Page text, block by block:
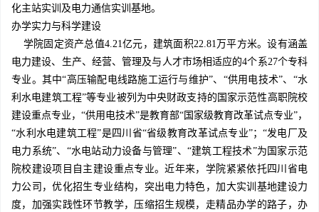
化主站实训及电力通信实训基地。
办学实力与科学建设
学院固定资产总值4.21亿元，建筑面积22.81万平方米。设有涵盖
电力建设、生产、经营、管理及与人才市场相适应的4个系27个专科
专业。其中“高压输配电线路施工运行与维护”、“供用电技术”、“水
利水电建筑工程”等专业被列为中央财政支持的国家示范性高职院校
建设重点专业，“供用电技术”是教育部“国家级教育改革试点专业”，
“水利水电建筑工程”是四川省“省级教育改革试点专业”；“发电厂及
电力系统”、“水电站动力设备与管理”、“建筑工程技术”为国家示范
院校建设项目自主建设重点专业。近年来，学院紧紧依托四川省电
力公司，优化招生专业结构，突出电力特色，加大实训基地建设力
度，加强实践性环节教学，压缩招生规模，走精品办学的路子，办